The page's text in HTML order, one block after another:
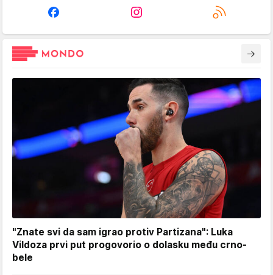
"Znate svi da sam igrao protiv Partizana": Luka
Vildoza prvi put progovorio o dolasku među crno-
bele